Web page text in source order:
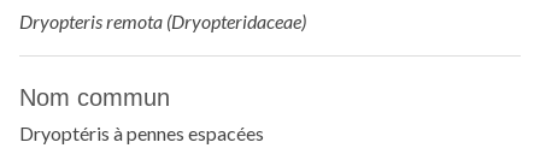
Dryopteris remota (Dryopteridaceae)
Nom commun
Dryoptéris à pennes espacées